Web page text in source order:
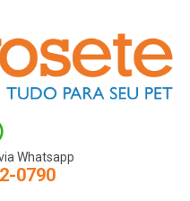
gtm.js?
})
N9LBXCV');
Whatsapp
0790